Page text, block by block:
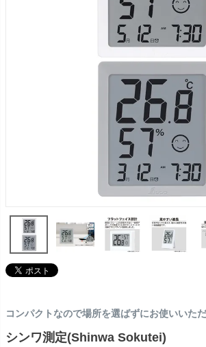
コンパクトなので場所を選ばずにお使いいた
シンワ測定(Shinwa Sokutei)